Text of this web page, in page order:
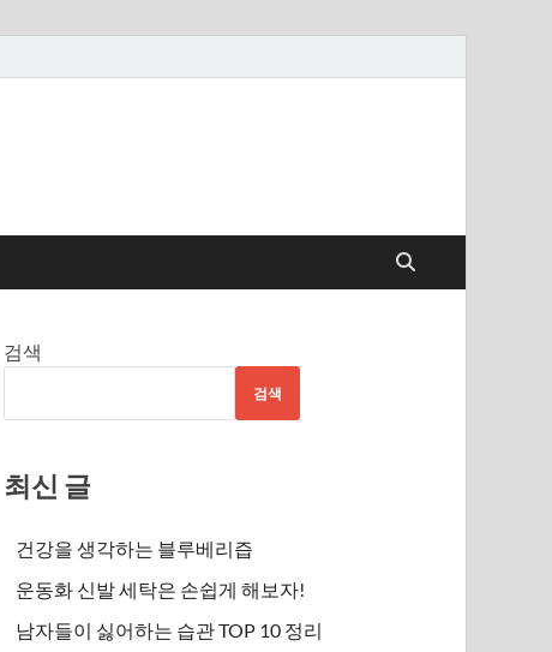
검색
검색
최신 글
건강을 생각하는 블루베리즙
운동화 신발 세탁은 손쉽게 해보자!
남자들이 싫어하는 습관 TOP 10 정리